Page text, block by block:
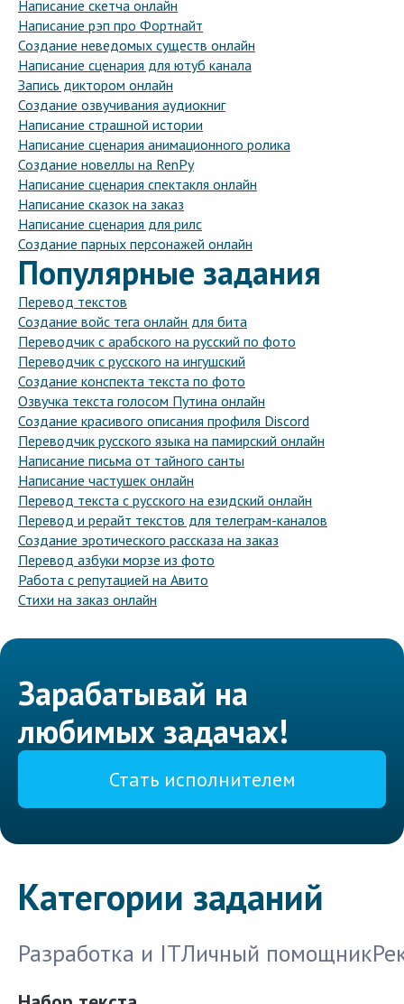
Написание скетча онлайн
Написание рэп про Фортнайт
Создание неведомых существ онлайн
Написание сценария для ютуб канала
Запись диктором онлайн
Создание озвучивания аудиокниг
Написание страшной истории
Написание сценария анимационного ролика
Создание новеллы на RenPy
Написание сценария спектакля онлайн
Написание сказок на заказ
Написание сценария для рилс
Создание парных персонажей онлайн
Популярные задания
Перевод текстов
Создание войс тега онлайн для бита
Переводчик с арабского на русский по фото
Переводчик с русского на ингушский
Создание конспекта текста по фото
Озвучка текста голосом Путина онлайн
Создание красивого описания профиля Discord
Переводчик русского языка на памирский онлайн
Написание письма от тайного санты
Написание частушек онлайн
Перевод текста с русского на езидский онлайн
Перевод и рерайт текстов для телеграм-каналов
Создание эротического рассказа на заказ
Перевод азбуки морзе из фото
Работа с репутацией на Авито
Стихи на заказ онлайн
Зарабатывай на
любимых задачах!
Стать исполнителем
Категории заданий
Разработка и ITЛичный помощник